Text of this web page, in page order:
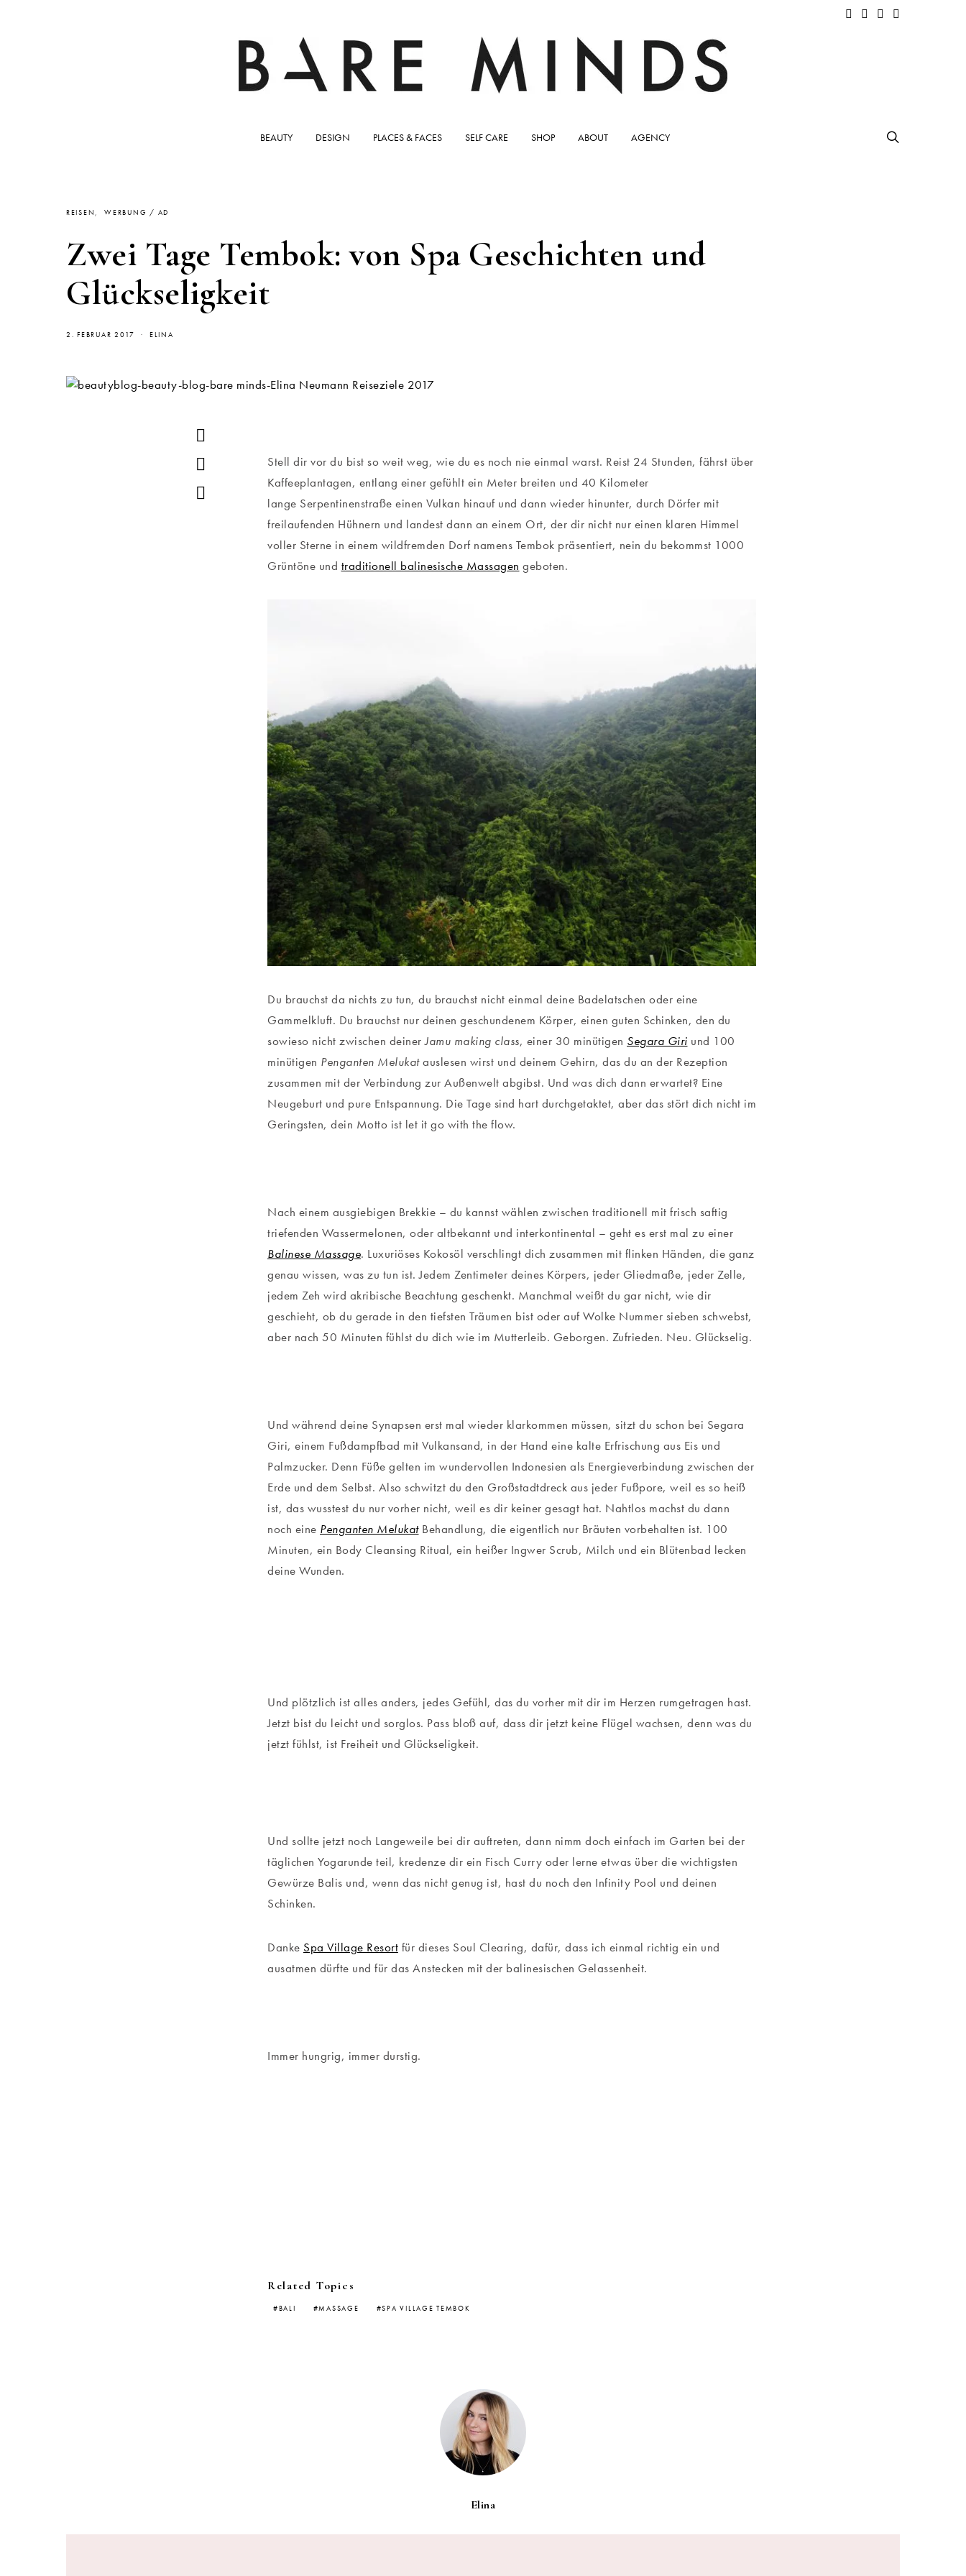
BEAUTY DESIGN PLACES & FACES SELF CARE SHOP ABOUT AGENCY
REISEN WERBUNG / AD
Zwei Tage Tembok: von Spa Geschichten und
Glückseligkeit
2. FEBRUAR 2017 ELINA
Stell dir vor du bist so weit weg, wie du es noch nie einmal warst. Reist 24 Stunden, fährst über
Kaffeeplantagen, entlang einer gefühlt ein Meter breiten und 40 Kilometer
lange Serpentinenstraße einen Vulkan hinauf und dann wieder hinunter, durch Dörfer mit
freilaufenden Hühnern und landest dann an einem Ort, der dir nicht nur einen klaren Himmel
voller Sterne in einem wildfremden Dorf namens Tembok präsentiert, nein du bekommst 1000
Grüntöne und traditionell balinesische Massagen geboten.
Du brauchst da nichts zu tun, du brauchst nicht einmal deine Badelatschen oder eine
Gammelkluft. Du brauchst nur deinen geschundenem Körper, einen guten Schinken, den du
sowieso nicht zwischen deinerJamu making class, einer 30 minütigen Segara Giri und 100
minütigen Penganten Melukatauslesen wirst und deinem Gehirn, das du an der Rezeption
zusammen mit der Verbindung zur Außenwelt abgibst. Und was dich dann erwartet? Eine
Neugeburt und pure Entspannung. Die Tage sind hart durchgetaktet, aber das stört dich nicht im
Geringsten, dein Motto ist let it go with the flow.
Nach einem ausgiebigen Brekkie – du kannst wählen zwischen traditionell mit frisch saftig
triefenden Wassermelonen, oder altbekannt und interkontinental – geht es erst mal zu einer
Balinese Massage. Luxuriöses Kokosöl verschlingt dich zusammen mit flinken Händen, die ganz
genau wissen, was zu tun ist. Jedem Zentimeter deines Körpers, jeder Gliedmaße, jeder Zelle,
jedem Zeh wird akribische Beachtung geschenkt. Manchmal weißt du gar nicht, wie dir
geschieht, ob du gerade in den tiefsten Träumen bist oder auf Wolke Nummer sieben schwebst,
aber nach 50 Minuten fühlst du dich wie im Mutterleib. Geborgen. Zufrieden. Neu. Glückselig.
Und während deine Synapsen erst mal wieder klarkommen müssen, sitzt du schon bei Segara
Giri, einem Fußdampfbad mit Vulkansand, in der Hand eine kalte Erfrischung aus Eis und
Palmzucker. Denn Füße gelten im wundervollen Indonesien als Energieverbindung zwischen der
Erde und dem Selbst. Also schwitzt du den Großstadtdreck aus jeder Fußpore, weil es so heiß
ist, das wusstest du nur vorher nicht, weil es dir keiner gesagt hat. Nahtlos machst du dann
noch eine Penganten Melukat Behandlung, die eigentlich nur Bräuten vorbehalten ist. 100
Minuten, ein Body Cleansing Ritual, ein heißer Ingwer Scrub, Milch und ein Blütenbad lecken
deine Wunden.
Und plötzlich ist alles anders, jedes Gefühl, das du vorher mit dir im Herzen rumgetragen hast.
Jetzt bist du leicht und sorglos. Pass bloß auf, dass dir jetzt keine Flügel wachsen, denn was du
jetzt fühlst, ist Freiheit und Glückseligkeit.
Und sollte jetzt noch Langeweile bei dir auftreten, dann nimm doch einfach im Garten bei der
täglichen Yogarunde teil, kredenze dir ein Fisch Curry oder lerne etwas über die wichtigsten
Gewürze Balis und, wenn das nicht genug ist, hast du noch den Infinity Pool und deinen
Schinken.
Danke Spa Village Resort für dieses Soul Clearing, dafür, dass ich einmal richtig ein und
ausatmen dürfte und für das Anstecken mit der balinesischen Gelassenheit.
Immer hungrig, immer durstig.
Related Topics
BALI MASSAGE SPA VILLAGE TEMBOK
Elina